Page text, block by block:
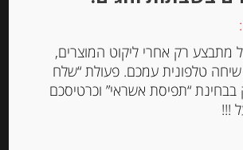
גורגונזולה פיקנטה
Gorgonzola DOP
מתבצע רק אחרי ליקוט המוצרים,
שיחה טלפונית עמכם. פעולת “שלח
“תפיסת אשראי” וכרטיסכם
!!!